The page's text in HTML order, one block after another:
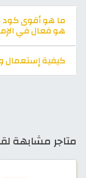
هو فعال في
كيفية
متاجر مشابهة